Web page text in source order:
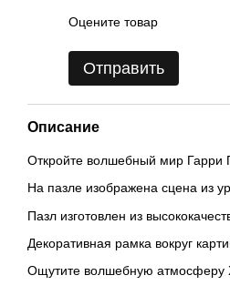
Оцените товар
Отправить
Описание
Откройте волшебный мир Гарри
На пазле изображена сцена из
Пазл изготовлен из
Декоративная рамка вокруг
Ощутите волшебную атмосферу